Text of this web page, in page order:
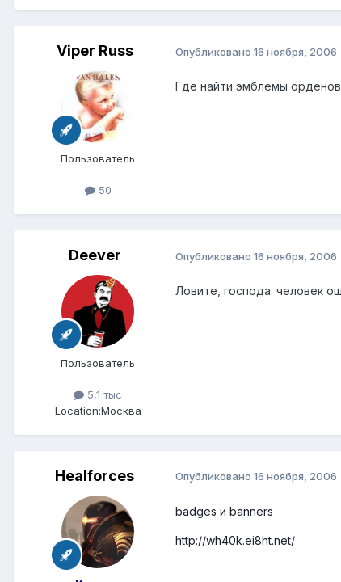
Viper Russ
Пользователь
50
Опубликовано 16 ноября, 2006
Где найти эмблемы орденов
Deever
Пользователь
5,1 тыс
Location:Москва
Опубликовано 16 ноября, 2006
Ловите, господа. человек
Healforces Опубликовано 16 ноября, 2006
badges и banners
http://wh40k.ei8ht.net/